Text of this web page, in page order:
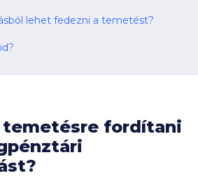
lehet fedezni a temetést?
temetésre fordítani